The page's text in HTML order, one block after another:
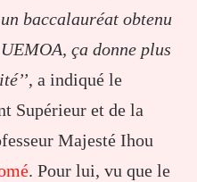
baccalauréat obtenu
ça donne plus
, a indiqué le
Supérieur et de la
Majesté Ihou
. Pour lui, vu que le